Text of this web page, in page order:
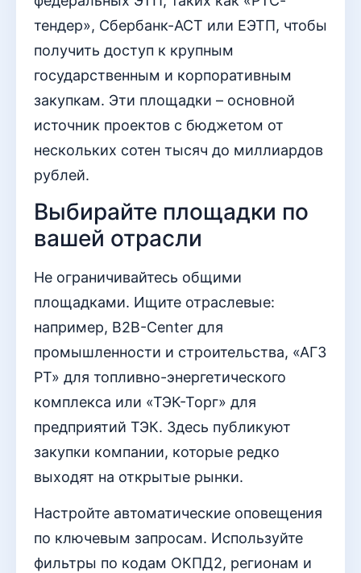
тендер», Сбербанк-АСТ или ЕЭТП, чтобы
получить доступ к крупным
государственным и корпоративным
закупкам. Эти площадки – основной
источник проектов с бюджетом от
нескольких сотен тысяч до миллиардов
рублей.
Выбирайте площадки по
вашей отрасли
Не ограничивайтесь общими
площадками. Ищите отраслевые:
например, B2B-Center для
промышленности и строительства, «АГЗ
РТ» для топливно-энергетического
комплекса или «ТЭК-Торг» для
предприятий ТЭК. Здесь публикуют
закупки компании, которые редко
выходят на открытые рынки.
Настройте автоматические оповещения
по ключевым запросам. Используйте
фильтры по кодам ОКПД2, регионам и